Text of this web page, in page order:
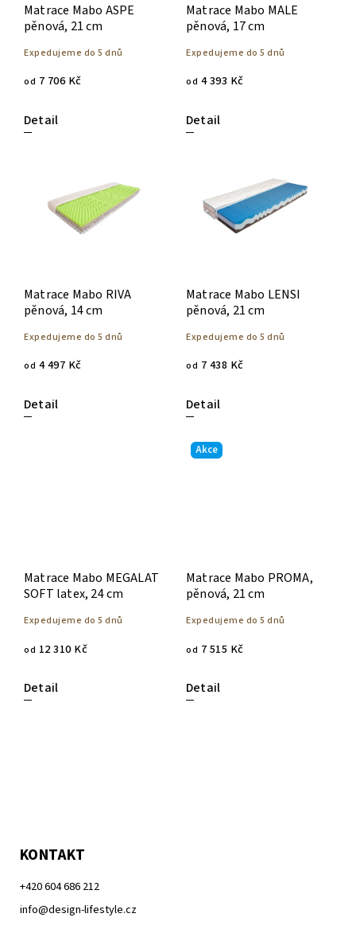
Matrace Mabo ASPE
pěnová, 21 cm
Expedujeme do 5 dnů
od 7 706 Kč
Detail
Matrace Mabo MALE
pěnová, 17 cm
Expedujeme do 5 dnů
od 4 393 Kč
Detail
Matrace Mabo RIVA
pěnová, 14 cm
Expedujeme do 5 dnů
od 4 497 Kč
Detail
Matrace Mabo LENSI
pěnová, 21 cm
Expedujeme do 5 dnů
od 7 438 Kč
Detail
Matrace Mabo MEGALAT
SOFT latex, 24 cm
Expedujeme do 5 dnů
od 12 310 Kč
Detail
Akce
Matrace Mabo PROMA,
pěnová, 21 cm
Expedujeme do 5 dnů
od 7 515 Kč
Detail
KONTAKT
+420 604 686 212
info@design-lifestyle.cz